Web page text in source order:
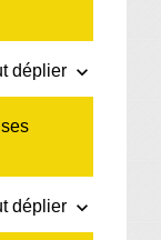
déplier keyboard_arrow_down
déplier keyboard_arrow_down